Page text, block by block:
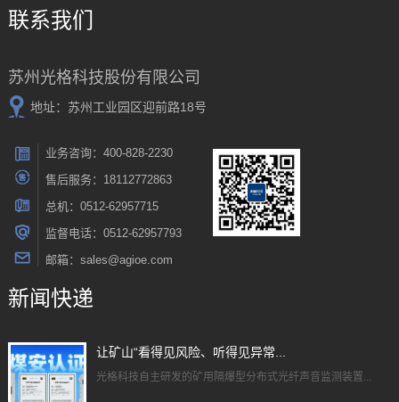
联系我们
苏州光格科技股份有限公司
地址：苏州工业园区迎前路18号
业务咨询：400-828-2230
售后服务：18112772863
总机：0512-62957715
监督电话：0512-62957793
邮箱：sales@agioe.com
新闻快递
让矿山“看得见风险、听得见异常...
光格科技自主研发的矿用隔爆型分布式光纤声音监测装置...